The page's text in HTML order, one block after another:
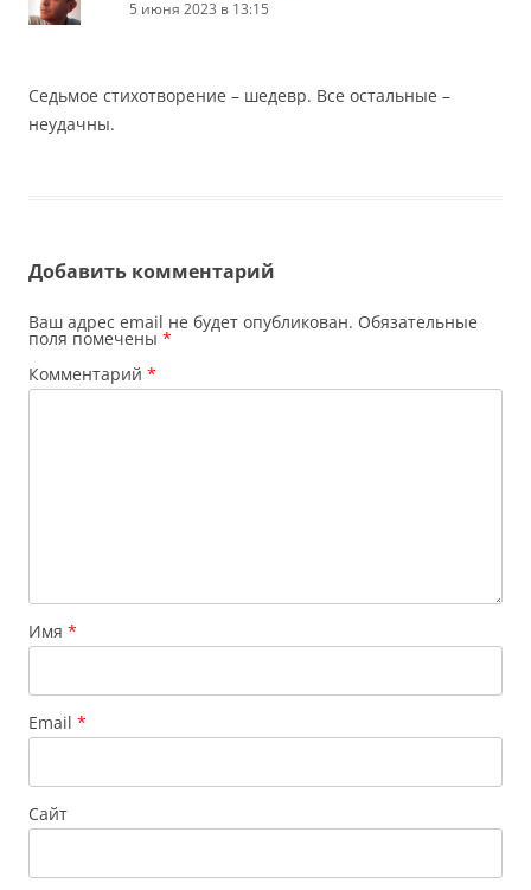
5 июня 2023 в 13:15
Седьмое стихотворение – шедевр. Все остальные –
неудачны.
Добавить комментарий
Ваш адрес email не будет опубликован. Обязательные
поля помечены *
Комментарий *
Имя *
Email *
Сайт